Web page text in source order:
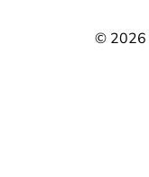
© 2026